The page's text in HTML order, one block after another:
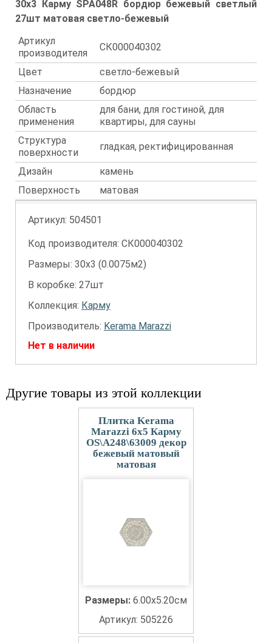
30x3 Карму SPA048R бордюр бежевый светлый
27шт матовая светло-бежевый
Артикул
производителя
СК000040302
Цвет
светло-бежевый
Назначение
бордюр
Область
применения
для бани, для гостиной, для
квартиры, для сауны
Структура
поверхности
гладкая, ректифицированная
Дизайн
камень
Поверхность
матовая
Артикул: 504501
Код производителя: СК000040302
Размеры: 30х3 (0.0075м2)
В коробке: 27шт
Коллекция: Карму
Производитель: Kerama Marazzi
Нет в наличии
Другие товары из этой коллекции
Плитка Kerama
Marazzi 6x5 Карму
OS\A248\63009 декор
бежевый матовый
матовая
Размеры: 6.00x5.20см
Артикул: 505226